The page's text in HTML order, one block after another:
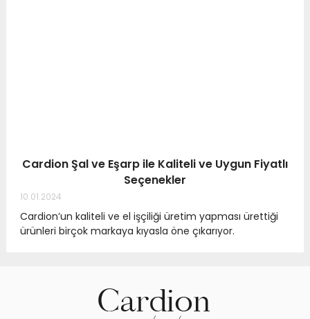
Cardion Şal ve Eşarp ile Kaliteli ve Uygun Fiyatlı
Seçenekler
10.01.2024
Cardion’un kaliteli ve el işçiliği üretim yapması ürettiği
ürünleri birçok markaya kıyasla öne çıkarıyor.